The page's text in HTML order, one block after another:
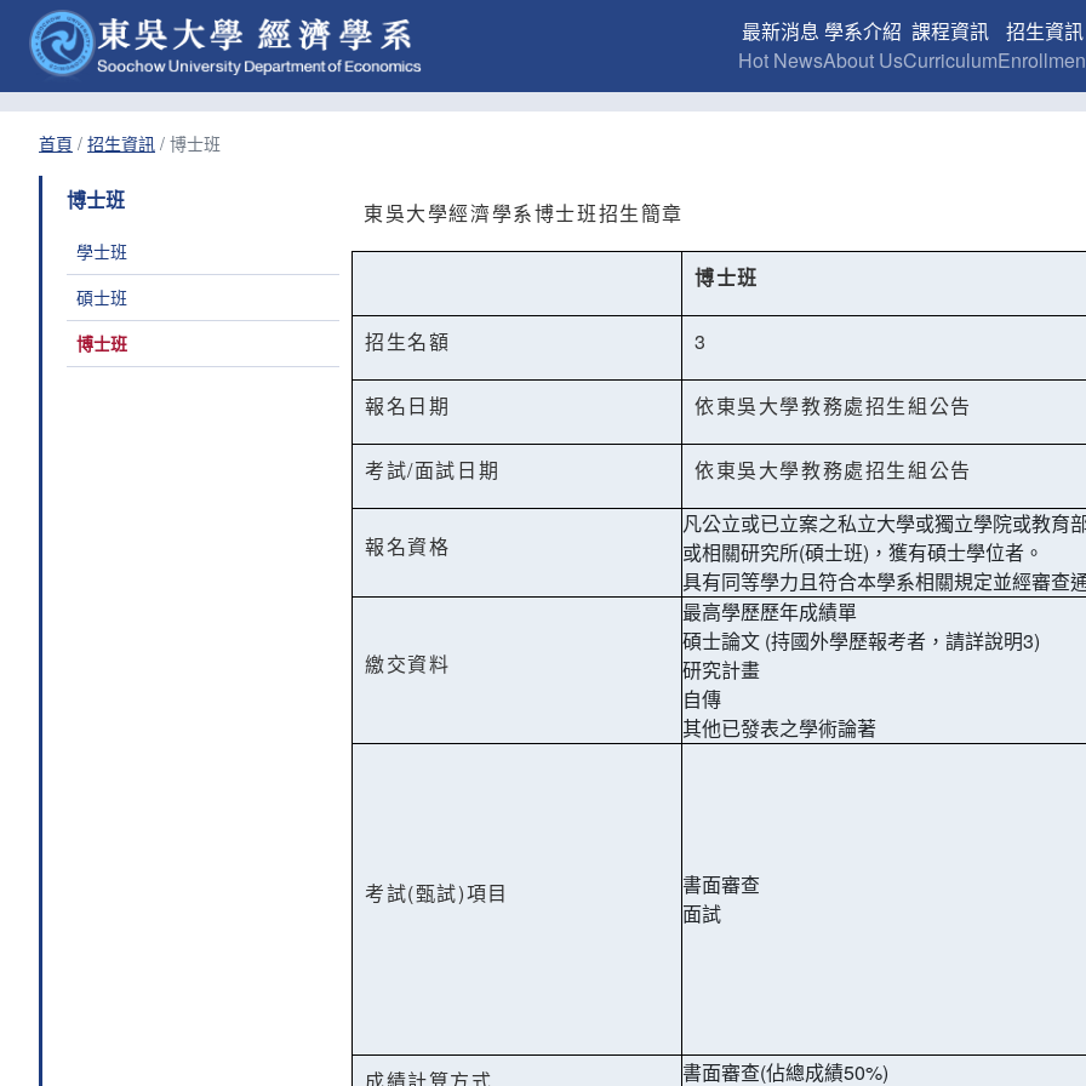
最新消息
Hot News
學系介紹
About Us
課程資訊
Curriculum
招生資訊
首頁 / 招生資訊 / 博士班
博士班
學士班
碩士班
博士班
東吳大學經濟學系博士班招生簡章
博士班
招生名額 3
報名日期 依東吳大學教務處招生組公告
考試/面試日期 依東吳大學教務處招生組公告
報名資格
凡公立或已立案之私立大學或獨立學院或教育
或相關研究所(碩士班)，獲有碩士學位者。
具有同等學力且符合本學系相關規定並經審查
繳交資料
最高學歷歷年成績單
碩士論文 (持國外學歷報考者，請詳說明3)
研究計畫
自傳
其他已發表之學術論著
考試(甄試)項目
書面審查
面試
書面審查(佔總成績50%)